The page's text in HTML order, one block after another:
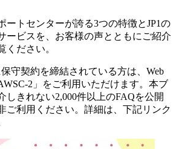
ートセンターが誇る3つの特徴とJP1の
ービスを、お客様の声とともにご紹介
ください。
守契約を締結されている方は、Web
2」をご利用いただけます。本ブ
しきれない2,000件以上のFAQを公開
ご利用ください。詳細は、下記リンク